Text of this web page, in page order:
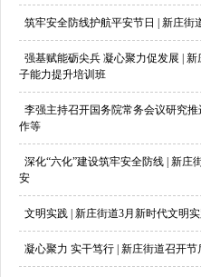
筑牢安全防线护航平安节日 | 新庄街
强基赋能砺尖兵 凝心聚力促发展 |
子能力提升培训班
李强主持召开国务院常务会议研究
作等
深化“六化”建设筑牢安全防线 | 新庄
安
文明实践 | 新庄街道3月新时代文明
凝心聚力 实干笃行 | 新庄街道召开节